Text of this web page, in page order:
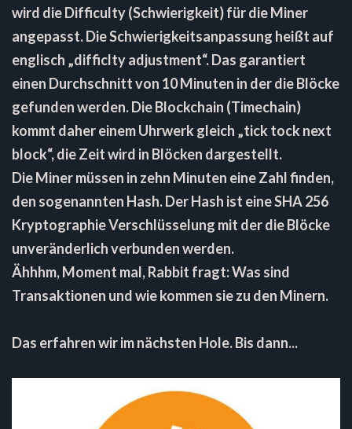
wird die Difficulty (Schwierigkeit) für die Miner
angepasst. Die Schwierigkeitsanpassung heißt auf
englisch „difficlty adjustment“. Das garantiert
einen Durchschnitt von 10 Minuten in der die Blöcke
gefunden werden. Die Blockchain (Timechain)
kommt daher einem Uhrwerk gleich „tick tock next
block“, die Zeit wird in Blöcken dargestellt.
Die Miner müssen in zehn Minuten eine Zahl finden,
den sogenannten Hash. Der Hash ist eine SHA 256
Kryptographie Verschlüsselung mit der die Blöcke
unveränderlich verbunden werden.
Ähhhm, Moment mal, Rabbit fragt: Was sind
Transaktionen und wie kommen sie zu den Minern.
Das erfahren wir im nächsten Hole. Bis dann...